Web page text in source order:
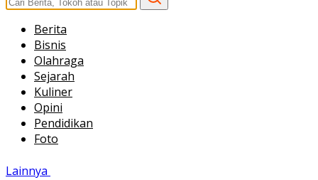
Berita
Bisnis
Olahraga
Sejarah
Kuliner
Opini
Pendidikan
Foto
Lainnya